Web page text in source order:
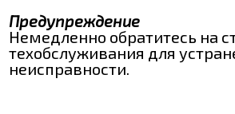
Предупреждение
Немедленно обратитесь на
техобслуживания для
неисправности.